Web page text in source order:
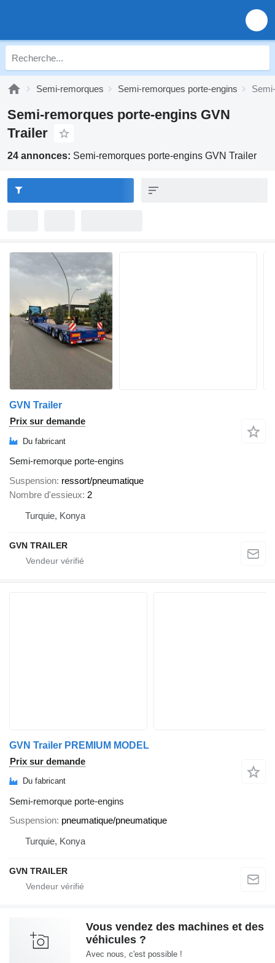
Semi-remorques Semi-remorques porte-engins
Semi-remorques porte-engins GVN
Trailer
24 annonces: Semi-remorques porte-engins GVN Trailer
GVN Trailer
Prix sur demande
Du fabricant
Semi-remorque porte-engins
Suspension ressort/pneumatique
Nombre d'essieux 2
Turquie, Konya
GVN TRAILER
GVN Trailer PREMIUM MODEL
Prix sur demande
Du fabricant
Semi-remorque porte-engins
Suspension pneumatique/pneumatique
Turquie, Konya
GVN TRAILER
Vous vendez des machines et des
véhicules ?
Avec nous, c'est possible !